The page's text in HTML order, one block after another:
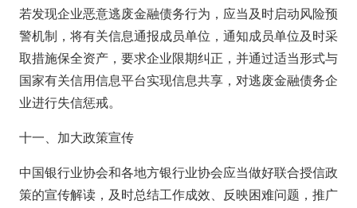
若发现企业恶意逃废金融债务行为，应当及时启动风险预
警机制，将有关信息通报成员单位，通知成员单位及时采
取措施保全资产，要求企业限期纠正，并通过适当形式与
国家有关信用信息平台实现信息共享，对逃废金融债务企
业进行失信惩戒。
十一、加大政策宣传
中国银行业协会和各地方银行业协会应当做好联合授信政
策的宣传解读，及时总结工作成效、反映困难问题，推广